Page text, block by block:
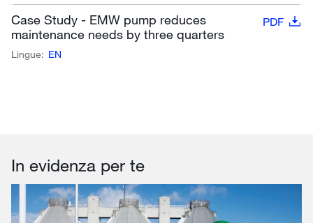
Case Study - EMW pump reduces
maintenance needs by three quarters
PDF
Lingue: EN
In evidenza per te